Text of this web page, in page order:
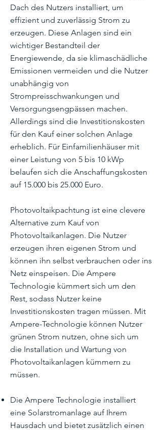
Dach des Nutzers installiert, um
effizient und zuverlässig Strom zu
erzeugen. Diese Anlagen sind ein
wichtiger Bestandteil der
Energiewende, da sie klimaschädliche
Emissionen vermeiden und die Nutzer
unabhängig von
Strompreisschwankungen und
Versorgungsengpässen machen.
Allerdings sind die Investitionskosten
für den Kauf einer solchen Anlage
erheblich. Für Einfamilienhäuser mit
einer Leistung von 5 bis 10 kWp
belaufen sich die Anschaffungskosten
auf 15.000 bis 25.000 Euro.
Photovoltaikpachtung ist eine clevere
Alternative zum Kauf von
Photovoltaikanlagen. Die Nutzer
erzeugen ihren eigenen Strom und
können ihn selbst verbrauchen oder ins
Netz einspeisen. Die Ampere
Technologie kümmert sich um den
Rest, sodass Nutzer keine
Investitionskosten tragen müssen. Mit
Ampere-Technologie können Nutzer
grünen Strom nutzen, ohne sich um
die Installation und Wartung von
Photovoltaikanlagen kümmern zu
müssen.
Die Ampere Technologie installiert
eine Solarstromanlage auf Ihrem
Hausdach und bietet zusätzlich einen